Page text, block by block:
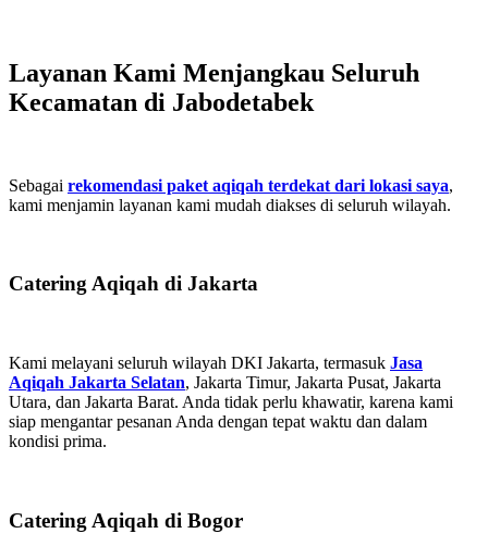
Layanan Kami Menjangkau Seluruh
Kecamatan di Jabodetabek
Sebagai rekomendasi paket aqiqah terdekat dari lokasi saya,
kami menjamin layanan kami mudah diakses di seluruh wilayah.
Catering Aqiqah di Jakarta
Kami melayani seluruh wilayah DKI Jakarta, termasuk Jasa
Aqiqah Jakarta Selatan, Jakarta Timur, Jakarta Pusat, Jakarta
Utara, dan Jakarta Barat. Anda tidak perlu khawatir, karena kami
siap mengantar pesanan Anda dengan tepat waktu dan dalam
kondisi prima.
Catering Aqiqah di Bogor